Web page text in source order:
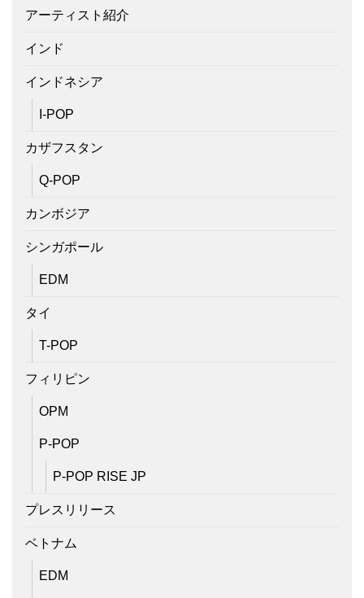
アーティスト紹介
インド
インドネシア
I-POP
カザフスタン
Q-POP
カンボジア
シンガポール
EDM
タイ
T-POP
フィリピン
OPM
P-POP
P-POP RISE JP
プレスリリース
ベトナム
EDM